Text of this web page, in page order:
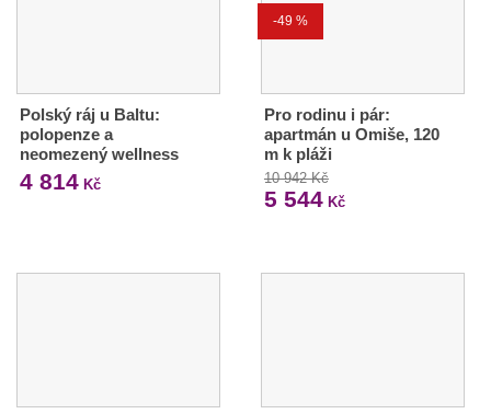
Polský ráj u Baltu:
polopenze a
neomezený wellness
4 814 Kč
-49 %
Pro rodinu i pár:
apartmán u Omiše, 120
m k pláži
10 942 Kč
5 544Kč